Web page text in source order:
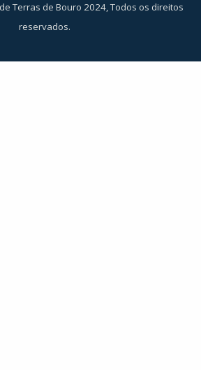
Terras de Bouro 2024, Todos os direitos
reservados.